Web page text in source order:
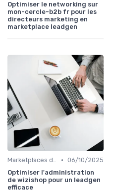
Optimiser le networking sur
mon-cercle-b2b fr pour les
directeurs marketing en
marketplace leadgen
Marketplaces de leadgen • 06/10/2025
Optimiser l'administration
de wizishop pour un leadgen
efficace